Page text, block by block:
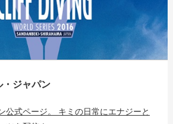
・ジャパン
公式ページ。 キミの日常にエナジーと